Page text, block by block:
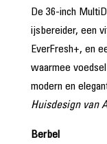
De 36-inch
ijsbereider, een
EverFresh+, en
waarmee
modern en
Huisdesign van
Berbel